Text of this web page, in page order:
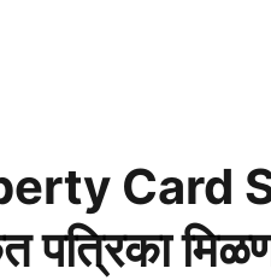
Card
पत्रिका